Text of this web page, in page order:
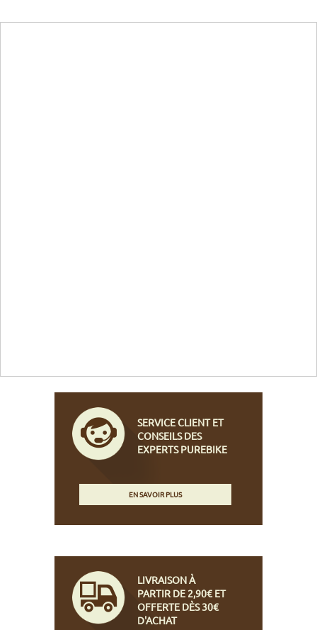
SERVICE CLIENT ET
CONSEILS DES
EXPERTS PUREBIKE
EN SAVOIR PLUS
LIVRAISON À
PARTIR DE 2,90€ ET
OFFERTE DÈS 30€
D'ACHAT